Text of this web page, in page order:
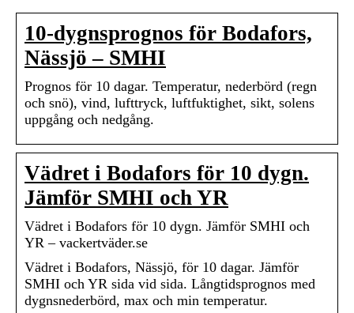
10-dygnsprognos för Bodafors,
Nässjö – SMHI
Prognos för 10 dagar. Temperatur, nederbörd (regn
och snö), vind, lufttryck, luftfuktighet, sikt, solens
uppgång och nedgång.
Vädret i Bodafors för 10 dygn.
Jämför SMHI och YR
Vädret i Bodafors för 10 dygn. Jämför SMHI och
YR – vackertväder.se
Vädret i Bodafors, Nässjö, för 10 dagar. Jämför
SMHI och YR sida vid sida. Långtidsprognos med
dygnsnederbörd, max och min temperatur.